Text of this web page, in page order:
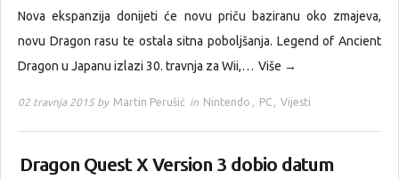
Nova ekspanzija donijeti će novu priču baziranu oko zmajeva,
novu Dragon rasu te ostala sitna poboljšanja. Legend of Ancient
Dragon u Japanu izlazi 30. travnja za Wii,… Više →
02 travnja 2015 by Martin Perušić in Nintendo , PC , Vijesti
Dragon Quest X Version 3 dobio datum